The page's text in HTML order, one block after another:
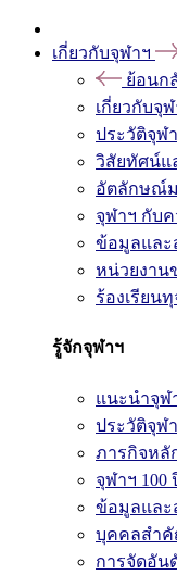
เกี่ยวกับจุฬาฯ
ย้อนก
เกี่ยวกับจุ
ประวัติจุฬ
วิสัยทัศน์แ
อัตลักษณ์
จุฬาฯ กับ
ข้อมูลและ
หน่วยงาน
ร้องเรียน
รู้จักจุฬาฯ
แนะนำจุฬ
ประวัติจุฬ
ภารกิจหลั
จุฬาฯ 100
ข้อมูลและ
บุคคลสำ
การจัดอัน